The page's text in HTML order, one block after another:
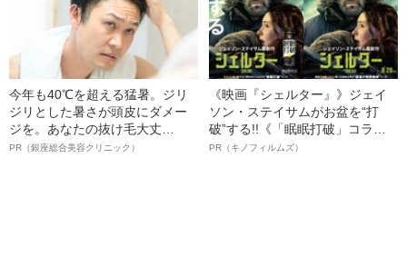
今年も40℃を超える猛暑。ジリ
ジリとした暑さが頭皮にダメー
ジを。あなたの抜け毛大丈
夫！？
PR（銀座総合美容クリニック）
《映画『シェルター』》ジェイ
ソン・ステイサムがお盆を“打
破”する!!《「眠眠打破」コラ
ボ》
PR（キノフィルムズ）